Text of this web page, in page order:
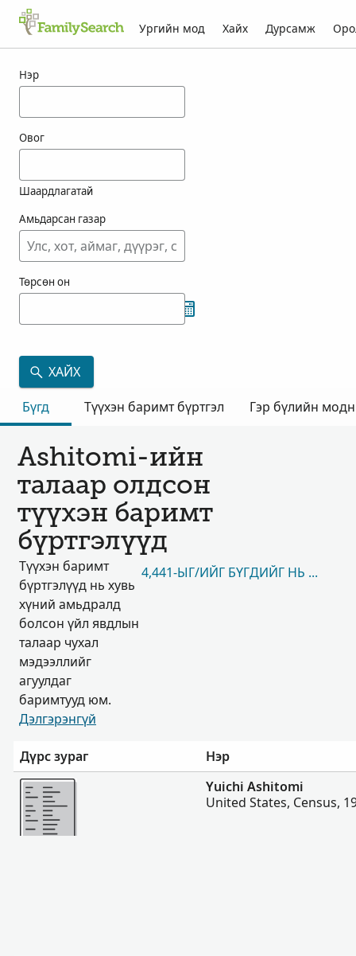
Ургийн мод Хайх Дурсамж
Нэр
Овог
Шаардлагатай
Амьдарсан газар
Төрсөн он
ХАЙХ
Бүгд
Түүхэн баримт бүртгэл Гэр бүлийн
Ashitomi-ийн
талаар олдсон
түүхэн баримт
бүртгэлүүд
Түүхэн баримт
бүртгэлүүд нь хувь
хүний амьдралд
болсон үйл явдлын
талаар чухал
мэдээллийг
агуулдаг
баримтууд юм.
Дэлгэрэнгүй
4,441-ЫГ/ИЙГ БҮГДИЙГ НЬ ҮЗЭХ
Дүрс зураг
Нэр
Нэмэх
Yuichi Ashitomi
United States, Census,